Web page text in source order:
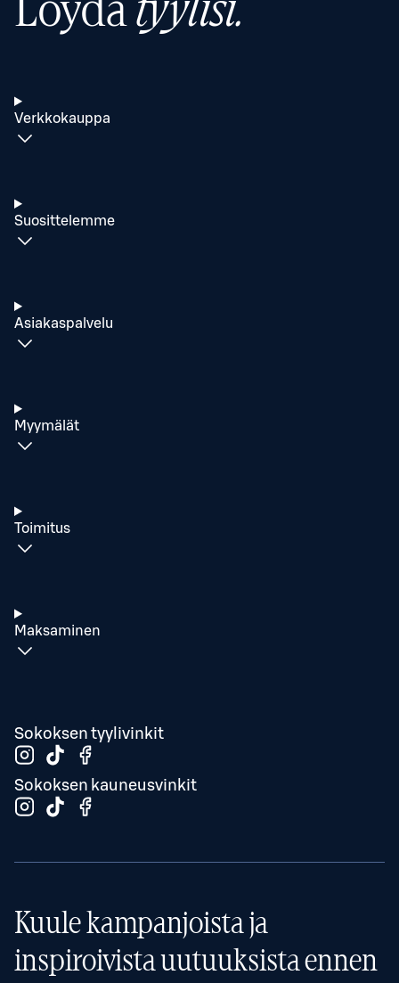
Löydätyylisi.
Verkkokauppa
Suosittelemme
Asiakaspalvelu
Myymälät
Toimitus
Maksaminen
Sokoksen tyylivinkit
Sokoksen kauneusvinkit
Kuule kampanjoista ja
inspiroivista uutuuksista ennen